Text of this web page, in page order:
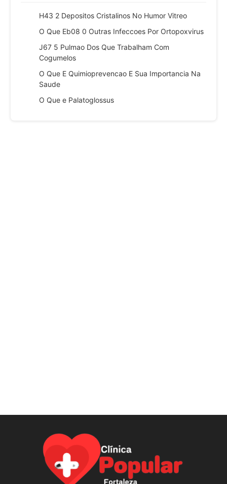
H43 2 Depositos Cristalinos No Humor Vitreo
O Que Eb08 0 Outras Infeccoes Por Ortopoxvirus
J67 5 Pulmao Dos Que Trabalham Com
Cogumelos
O Que E Quimioprevencao E Sua Importancia Na
Saude
O Que e Palatoglossus